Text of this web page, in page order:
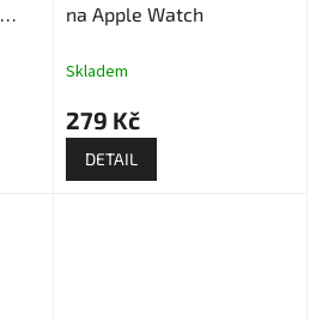
na Apple Watch
Skladem
279 Kč
DETAIL